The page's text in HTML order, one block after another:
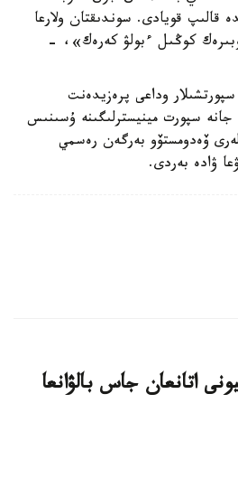
قالىپ قويادى. سوندىقتان ولارعا
كوڭىل ءبولۋ كەرەك»، -
سپورتشىلار وداعى پرەزيدەنت
سپورت مينيسترلىگىنە ۇسىنىس
ۆەدومستۆو بەرگەن رەسمي
ۋادە بەردى.
اتانعان جاس بالۋانعا